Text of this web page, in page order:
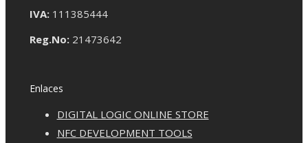
IVA:111385444
Reg.No:21473642
Enlaces
DIGITAL LOGIC ONLINE STORE
NFC DEVELOPMENT TOOLS